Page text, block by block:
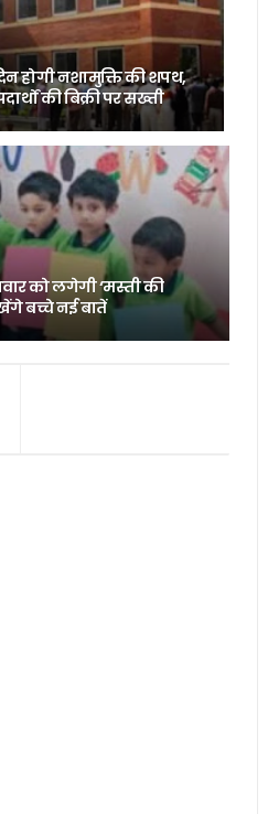
होगी नशामुक्ति की शपथ,
की बिक्री पर सख्ती
को लगेगी ‘मस्ती की
बच्चे नई बातें